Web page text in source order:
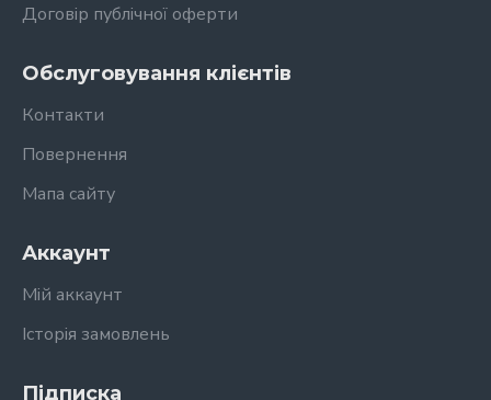
Договір публічної оферти
Обслуговування клієнтів
Контакти
Повернення
Мапа сайту
Аккаунт
Мій аккаунт
Історія замовлень
Підписка